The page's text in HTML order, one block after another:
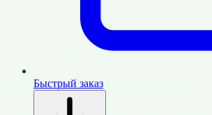
Быстрый заказ